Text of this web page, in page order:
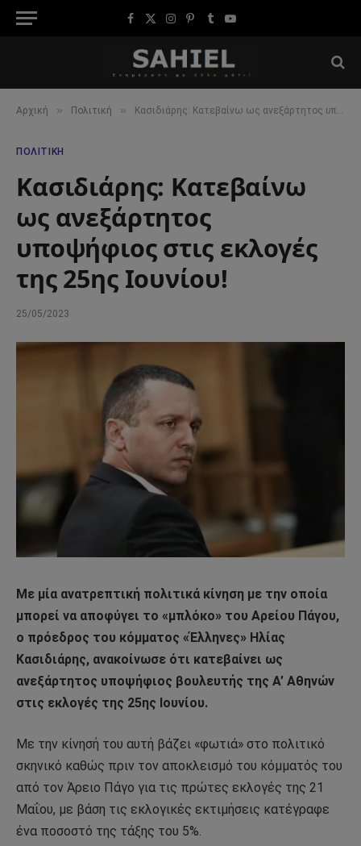
Facebook
X
Instagram
Pinterest
TumblrYouTube
Αρχική » Πολιτική » Κασιδιάρης: Κατεβαίνω ως ανεξάρτητος υποψήφιος στις εκλογές της 25ης Ιουνίου!
ΠΟΛΙΤΙΚΉ
Κασιδιάρης: Κατεβαίνω
ως ανεξάρτητος
υποψήφιος στις εκλογές
της 25ης Ιουνίου!
25/05/2023
Με μία ανατρεπτική πολιτικά κίνηση με την οποία
μπορεί να αποφύγει το «μπλόκο» του Αρείου Πάγου,
ο πρόεδρος του κόμματος «Έλληνες» Ηλίας
Κασιδιάρης, ανακοίνωσε ότι κατεβαίνει ως
ανεξάρτητος υποψήφιος βουλευτής της Α’ Αθηνών
στις εκλογές της 25ης Ιουνίου.
Με την κίνησή του αυτή βάζει «φωτιά» στο πολιτικό
σκηνικό καθώς πριν τον αποκλεισμό του κόμματός του
από τον Άρειο Πάγο για τις πρώτες εκλογές της 21
Μαΐου, με βάση τις εκλογικές εκτιμήσεις κατέγραφε
ένα ποσοστό της τάξης του 5%.